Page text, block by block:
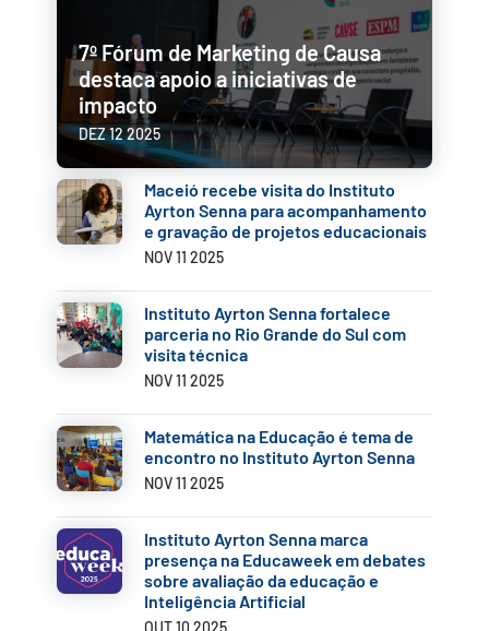
7º Fórum de Marketing de Causa
destaca apoio a iniciativas de
impacto
DEZ 12 2025
Maceió recebe visita do Instituto
Ayrton Senna para acompanhamento
e gravação de projetos educacionais
NOV 11 2025
Instituto Ayrton Senna fortalece
parceria no Rio Grande do Sul com
visita técnica
NOV 11 2025
Matemática na Educação é tema de
encontro no Instituto Ayrton Senna
NOV 11 2025
Instituto Ayrton Senna marca
presença na Educaweek em debates
sobre avaliação da educação e
Inteligência Artificial